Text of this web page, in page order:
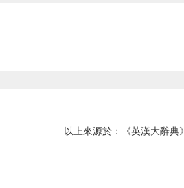
以上來源於：《英漢大辭典》